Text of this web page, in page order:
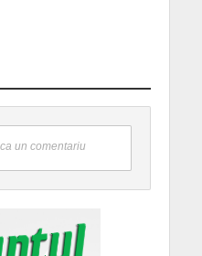
un comentariu